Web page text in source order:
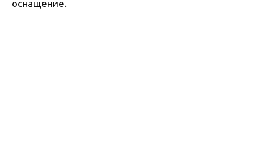
оснащение.